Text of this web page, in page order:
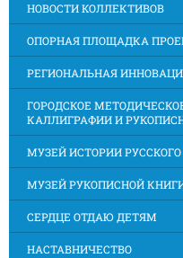
НОВОСТИ КОЛЛЕКТИВОВ
ОПОРНАЯ ПЛОЩАДКА
РЕГИОНАЛЬНАЯ
ГОРОДСКОЕ
КАЛЛИГРАФИИ И
МУЗЕЙ ИСТОРИИ
МУЗЕЙ РУКОПИСНОЙ
СЕРДЦЕ ОТДАЮ ДЕТЯМ
НАСТАВНИЧЕСТВО